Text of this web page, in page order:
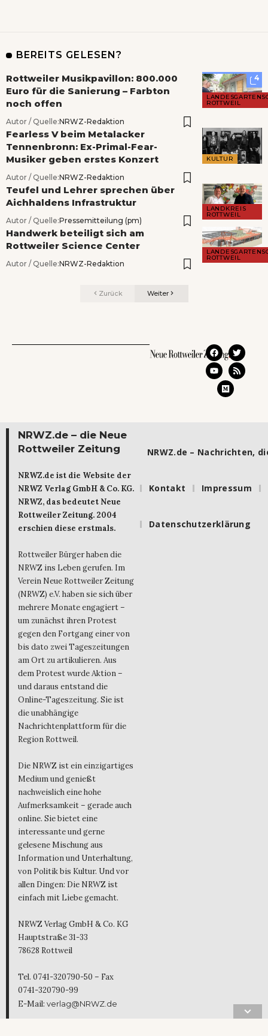
BEREITS GELESEN?
4
ROTTWEIL
Rottweiler Musikpavillon: 800.000
Euro für die Sanierung – Farbton
noch offen
Autor / Quelle:NRWZ-Redaktion
KULTUR
Fearless V beim Metalacker
Tennenbronn: Ex-Primal-Fear-
Musiker geben erstes Konzert
Autor / Quelle:NRWZ-Redaktion
LANDKREIS
ROTTWEIL
Teufel und Lehrer sprechen über
Aichhaldens Infrastruktur
Autor / Quelle:Pressemitteilung (pm)
ROTTWEIL
Handwerk beteiligt sich am
Rottweiler Science Center
Autor / Quelle:NRWZ-Redaktion
Zurück Weiter
NRWZ.de – die Neue
Rottweiler Zeitung
NRWZ.de ist die Website der
NRWZ Verlag GmbH & Co. KG.
NRWZ, das bedeutet Neue
Rottweiler Zeitung. 2004
erschien diese erstmals.
Rottweiler Bürger haben die
NRWZ ins Leben gerufen. Im
Verein Neue Rottweiler Zeitung
(NRWZ) e.V. haben sie sich über
mehrere Monate engagiert –
um zunächst ihren Protest
gegen den Fortgang einer von
bis dato zwei Tageszeitungen
am Ort zu artikulieren. Aus
dem Protest wurde Aktion –
und daraus entstand die
Online-Tageszeitung. Sie ist
die unabhängige
Nachrichtenplattform für die
Region Rottweil.
Die NRWZ ist ein einzigartiges
Medium und genießt
nachweislich eine hohe
Aufmerksamkeit – gerade auch
online. Sie bietet eine
interessante und gerne
gelesene Mischung aus
Information und Unterhaltung,
von Politik bis Kultur. Und vor
allen Dingen: Die NRWZ ist
einfach mit Liebe gemacht.
NRWZ Verlag GmbH & Co. KG
Hauptstraße 31-33
78628 Rottweil
Tel. 0741-320790-50 – Fax
0741-320790-99
E-Mail: verlag@NRWZ.de
NRWZ.de – Nachrichten,
Kontakt Impressum
Datenschutzerklärung